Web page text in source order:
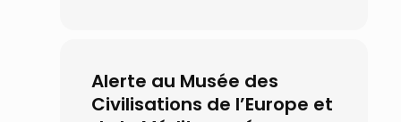
Alerte au Musée des
Civilisations de l’Europe et